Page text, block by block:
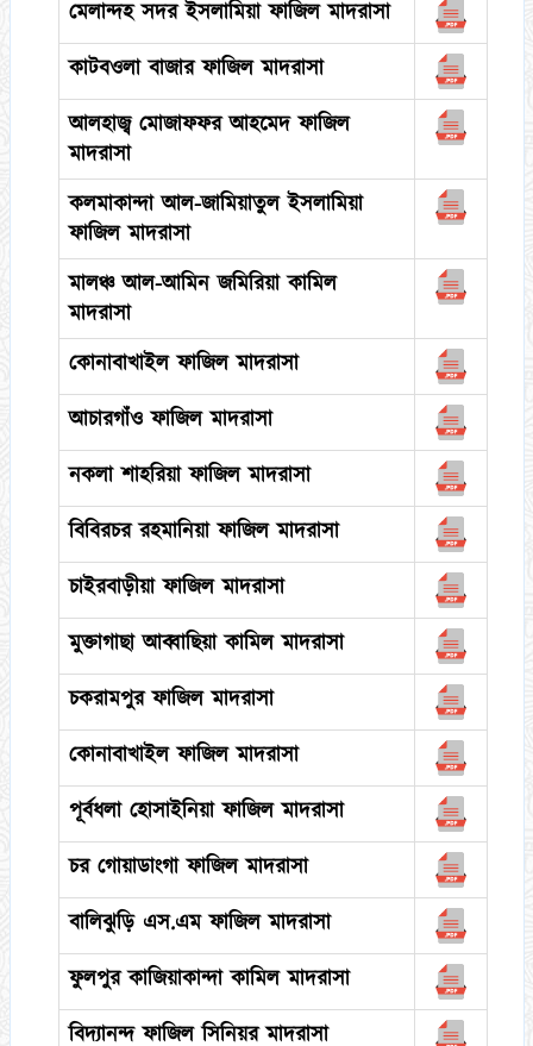
মেলান্দহ সদর ইসলামিয়া ফাজিল মাদরাসা
কাটবওলা বাজার ফাজিল মাদরাসা
আলহাজ্ব মোজাফফর আহমেদ ফাজিল
মাদরাসা
কলমাকান্দা আল-জামিয়াতুল ইসলামিয়া
ফাজিল মাদরাসা
মালঞ্চ আল-আমিন জমিরিয়া কামিল
মাদরাসা
কোনাবাখাইল ফাজিল মাদরাসা
আচারগাঁও ফাজিল মাদরাসা
নকলা শাহরিয়া ফাজিল মাদরাসা
বিবিরচর রহমানিয়া ফাজিল মাদরাসা
চাইরবাড়ীয়া ফাজিল মাদরাসা
মুক্তাগাছা আব্বাছিয়া কামিল মাদরাসা
চকরামপুর ফাজিল মাদরাসা
কোনাবাখাইল ফাজিল মাদরাসা
পূর্বধলা হোসাইনিয়া ফাজিল মাদরাসা
চর গোয়াডাংগা ফাজিল মাদরাসা
বালিঝুড়ি এস.এম ফাজিল মাদরাসা
ফুলপুর কাজিয়াকান্দা কামিল মাদরাসা
বিদ্যানন্দ ফাজিল সিনিয়র মাদরাসা